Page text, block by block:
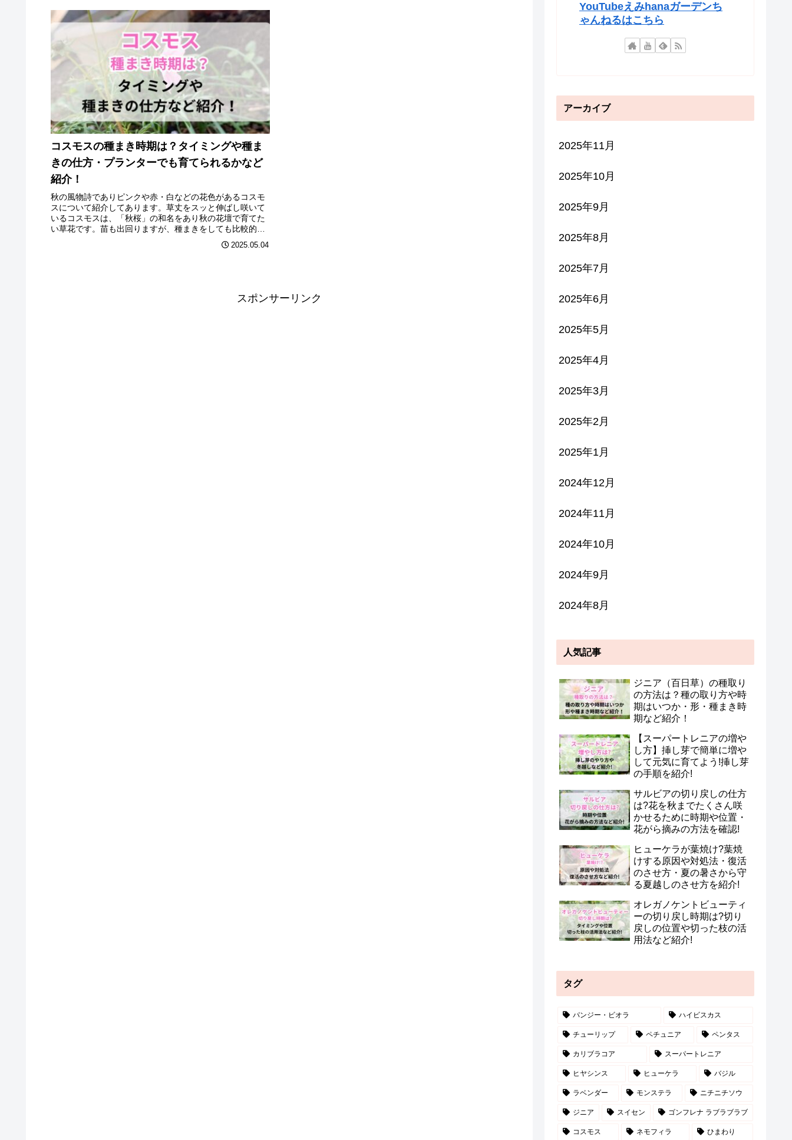
コスモスの種まき時期は？タイミングや種ま
きの仕方・プランターでも育てられるかなど
紹介！
秋の風物詩でありピンクや赤・白などの花色があるコスモ
スについて紹介してあります。草丈をスッと伸ばし咲いて
いるコスモスは、「秋桜」の和名をあり秋の花壇で育てた
い草花です。苗も出回りますが、種まきをしても比較的簡
単に育てられるでしょう。コスモスの種まき時期はいつか
や種まきの仕方・プランターでも育てられるかなど紹介し
2025.05.04
スポンサーリンク
YouTubeえみhanaガーデンち
ゃんねるはこちら
アーカイブ
2025年11月
2025年10月
2025年9月
2025年8月
2025年7月
2025年6月
2025年5月
2025年4月
2025年3月
2025年2月
2025年1月
2024年12月
2024年11月
2024年10月
2024年9月
2024年8月
人気記事
ジニア（百日草）の種取り
の方法は？種の取り方や時
期はいつか・形・種まき時
期など紹介！
【スーパートレニアの増や
し方】挿し芽で簡単に増や
して元気に育てよう!挿し芽
の手順を紹介!
サルビアの切り戻しの仕方
は?花を秋までたくさん咲
かせるために時期や位置・
花がら摘みの方法を確認!
ヒューケラが葉焼け?葉焼
けする原因や対処法・復活
のさせ方・夏の暑さから守
る夏越しのさせ方を紹介!
オレガノケントビューティ
ーの切り戻し時期は?切り
戻しの位置や切った枝の活
用法など紹介!
タグ
パンジー・ビオラ ハイビスカス
チューリップ ペチュニア ペンタス
カリブラコア スーパートレニア
ヒヤシンス ヒューケラ バジル
ラベンダー モンステラ ニチニチソウ
ジニア スイセン ゴンフレナ ラブラブラブ
コスモス ネモフィラ ひまわり